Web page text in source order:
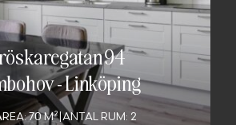
94
-Linköping
70 M²| ANTAL RUM: 2